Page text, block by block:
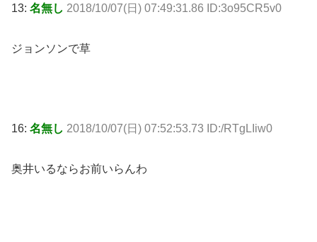
13: 名無し 2018/10/07(日) 07:49:31.86 ID:3o95CR5v0
ジョンソンで草
16: 名無し 2018/10/07(日) 07:52:53.73 ID:/RTgLIiw0
奥井いるならお前いらんわ